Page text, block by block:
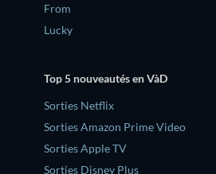
From
Lucky
Top 5 nouveautés en VàD
Sorties Netflix
Sorties Amazon Prime Video
Sorties Apple TV
Sorties Disney Plus